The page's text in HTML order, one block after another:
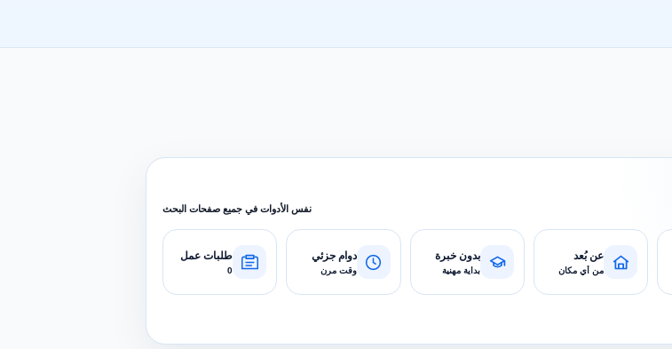
نفس الأدوات في جميع صفحات البحث
عن بُعد
من أي مكان
بدون خبرة
بداية مهنية
دوام جزئي
وقت مرن
طلبات عمل
0